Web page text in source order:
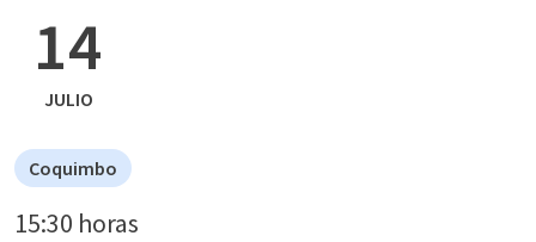
14
JULIO
Coquimbo
15:30 horas